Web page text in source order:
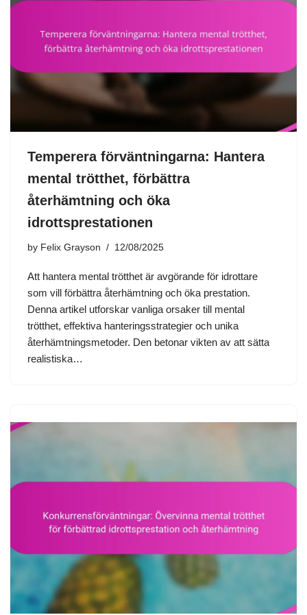
Temperera förväntningarna: Hantera
mental trötthet, förbättra
återhämtning och öka
idrottsprestationen
by Felix Grayson 12/08/2025
Att hantera mental trötthet är avgörande för idrottare
som vill förbättra återhämtning och öka prestation.
Denna artikel utforskar vanliga orsaker till mental
trötthet, effektiva hanteringsstrategier och unika
återhämtningsmetoder. Den betonar vikten av att sätta
realistiska…